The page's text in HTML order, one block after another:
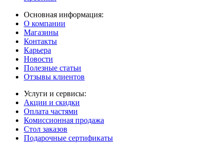
Основная информация:
О компании
Магазины
Контакты
Карьера
Новости
Полезные статьи
Отзывы клиентов
Услуги и сервисы:
Акции и скидки
Оплата частями
Комиссионная продажа
Стол заказов
Подарочные сертификаты